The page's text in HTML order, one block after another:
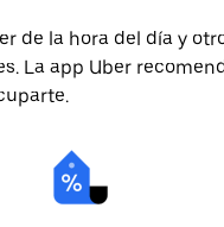
de la hora del día y
La app Uber